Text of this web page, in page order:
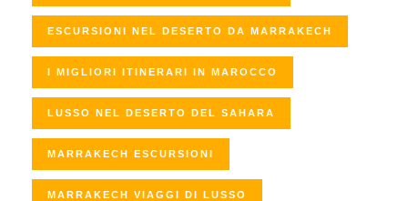
ESCURSIONI NEL DESERTO DA MARRAKECH
I MIGLIORI ITINERARI IN MAROCCO
LUSSO NEL DESERTO DEL SAHARA
MARRAKECH ESCURSIONI
MARRAKECH VIAGGI DI LUSSO